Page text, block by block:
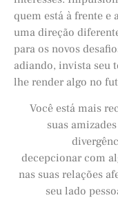
quem está à frente e
uma direção
para os novos
adiando, invista seu
lhe render algo no
Você está mais
suas
decepcionar com
nas suas relações
seu lado